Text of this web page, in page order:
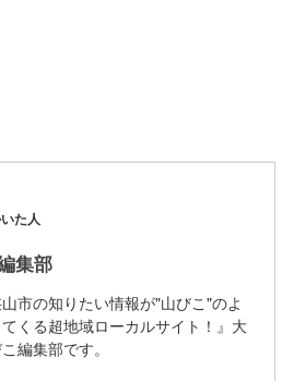
た人
集部
山市の知りたい情報が"山びこ"のよ
くる超地域ローカルサイト！』大
編集部です。